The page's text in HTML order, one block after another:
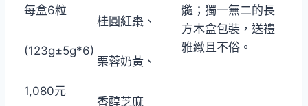
每盒6粒
(123g±5g*6)
1,080元
桂圓紅棗、
栗蓉奶黃、
香醇芝麻
髓；獨一無二的長
方木盒包裝，送禮
雅緻且不俗。